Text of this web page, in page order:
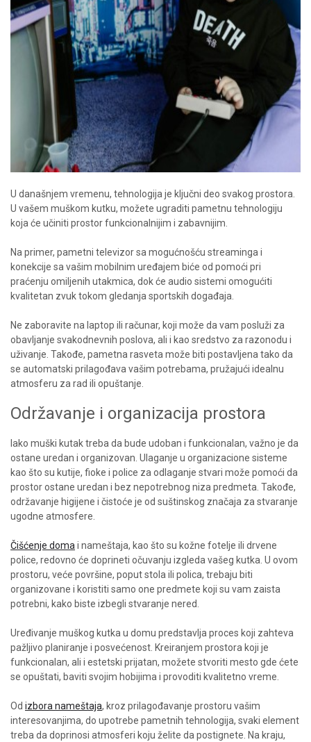
U današnjem vremenu, tehnologija je ključni deo svakog prostora.
U vašem muškom kutku, možete ugraditi pametnu tehnologiju
koja će učiniti prostor funkcionalnijim i zabavnijim.
Na primer, pametni televizor sa mogućnošću streaminga i
konekcije sa vašim mobilnim uređajem biće od pomoći pri
praćenju omiljenih utakmica, dok će audio sistemi omogućiti
kvalitetan zvuk tokom gledanja sportskih događaja.
Ne zaboravite na laptop ili računar, koji može da vam posluži za
obavljanje svakodnevnih poslova, ali i kao sredstvo za razonodu i
uživanje. Takođe, pametna rasveta može biti postavljena tako da
se automatski prilagođava vašim potrebama, pružajući idealnu
atmosferu za rad ili opuštanje.
Održavanje i organizacija prostora
Iako muški kutak treba da bude udoban i funkcionalan, važno je da
ostane uredan i organizovan. Ulaganje u organizacione sisteme
kao što su kutije, fioke i police za odlaganje stvari može pomoći da
prostor ostane uredan i bez nepotrebnog niza predmeta. Takođe,
održavanje higijene i čistoće je od suštinskog značaja za stvaranje
ugodne atmosfere.
Čišćenje doma i nameštaja, kao što su kožne fotelje ili drvene
police, redovno će doprineti očuvanju izgleda vašeg kutka. U ovom
prostoru, veće površine, poput stola ili polica, trebaju biti
organizovane i koristiti samo one predmete koji su vam zaista
potrebni, kako biste izbegli stvaranje nered.
Uređivanje muškog kutka u domu predstavlja proces koji zahteva
pažljivo planiranje i posvećenost. Kreiranjem prostora koji je
funkcionalan, ali i estetski prijatan, možete stvoriti mesto gde ćete
se opuštati, baviti svojim hobijima i provoditi kvalitetno vreme.
Od izbora nameštaja, kroz prilagođavanje prostoru vašim
interesovanjima, do upotrebe pametnih tehnologija, svaki element
treba da doprinosi atmosferi koju želite da postignete. Na kraju,